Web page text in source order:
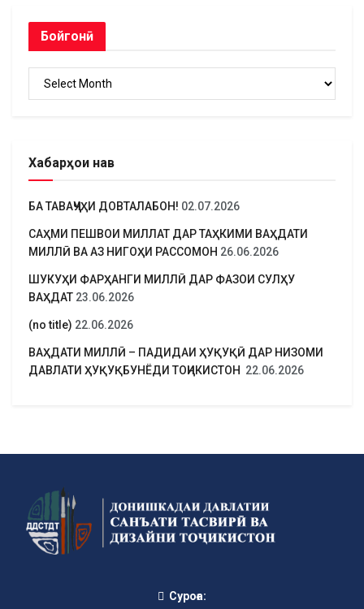
Бойгонӣ
Хабарҳои нав
БА ТАВАҶҶУҲИ ДОВТАЛАБОН! 02.07.2026
САҲМИ ПЕШВОИ МИЛЛАТ ДАР ТАҲКИМИ ВАҲДАТИ
МИЛЛӢ ВА АЗ НИГОҲИ РАССОМОН 26.06.2026
ШУКУҲИ ФАРҲАНГИ МИЛЛӢ ДАР ФАЗОИ СУЛҲУ
ВАҲДАТ 23.06.2026
(no title) 22.06.2026
ВАҲДАТИ МИЛЛӢ – ПАДИДАИ ҲУҚУҚӢ ДАР НИЗОМИ
ДАВЛАТИ ҲУҚУҚБУНЁДИ ТОҶИКИСТОН 22.06.2026
Суроға: